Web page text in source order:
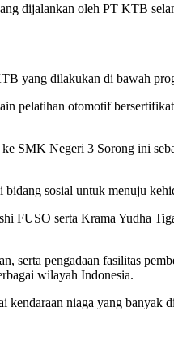
dijalankan oleh PT KTB
yang dilakukan di bawah
pelatihan otomotif
Negeri 3 Sorong ini
sosial untuk menuju
FUSO serta Krama Yudha
serta pengadaan fasilitas
wilayah Indonesia.
niaga yang